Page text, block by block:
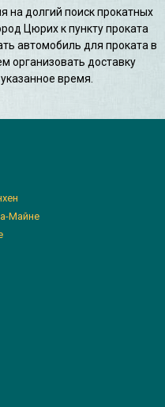
на долгий поиск прокатных
Цюрих к пункту проката
автомобиль для проката в
организовать доставку
время.
Майне